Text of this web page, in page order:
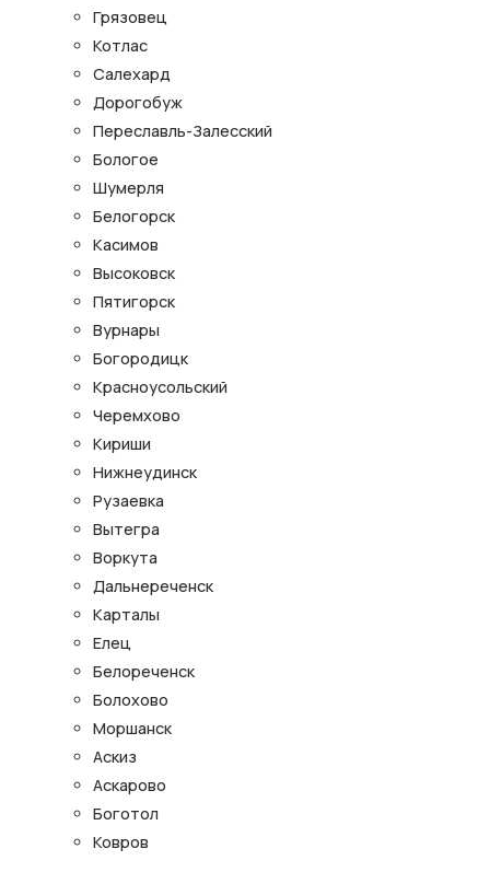
Грязовец
Котлас
Салехард
Дорогобуж
Переславль-Залесский
Бологое
Шумерля
Белогорск
Касимов
Высоковск
Пятигорск
Вурнары
Богородицк
Красноусольский
Черемхово
Кириши
Нижнеудинск
Рузаевка
Вытегра
Воркута
Дальнереченск
Карталы
Елец
Белореченск
Болохово
Моршанск
Аскиз
Аскарово
Боготол
Ковров